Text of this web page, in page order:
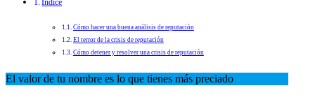
Índice
Cómo hacer una buena análisis de reputación
El terror de la crisis de reputación
Cómo detener y resolver una crisis de reputación
El valor de tu nombre es lo que tienes más preciado